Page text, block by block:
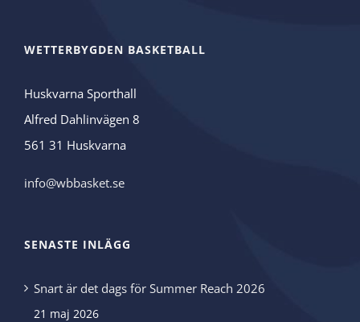
WETTERBYGDEN BASKETBALL
Huskvarna Sporthall
Alfred Dahlinvägen 8
561 31 Huskvarna
info@wbbasket.se
SENASTE INLÄGG
Snart är det dags för Summer Reach 2026
21 maj 2026